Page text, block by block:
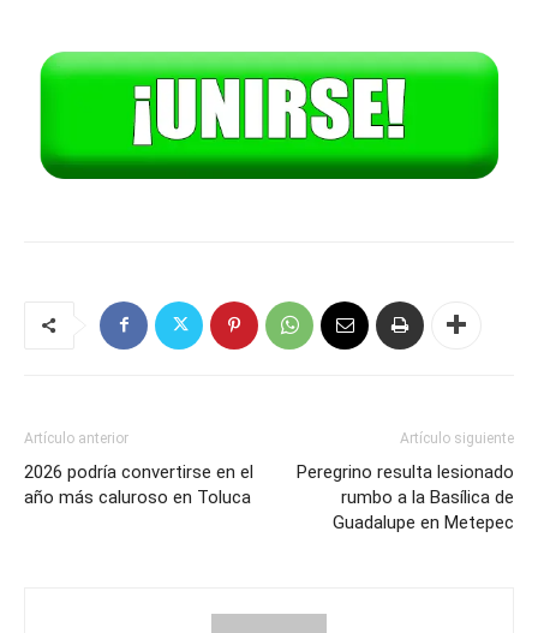
Artículo anterior
2026 podría convertirse en el
año más caluroso en Toluca
Artículo siguiente
Peregrino resulta lesionado
rumbo a la Basílica de
Guadalupe en Metepec